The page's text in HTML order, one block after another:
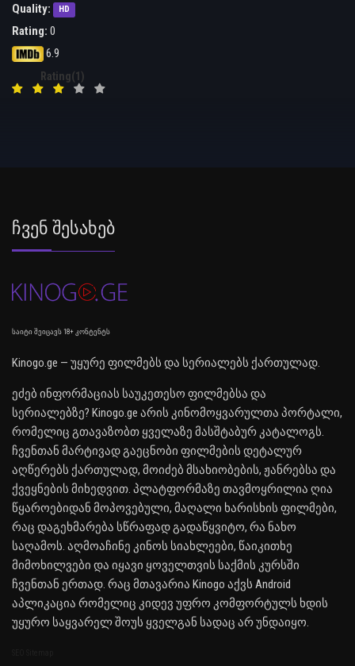
Quality:
HD
Rating: 0
6.9
Rating(1)
Ჩვენ Შესახებ
საიტი შეიცავს 18+ კონტენტს
Kinogo.ge — უყურე ფილმებს და სერიალებს ქართულად.
ეძებ ინფორმაციას საუკეთესო ფილმებსა და
სერიალებზე? Kinogo.ge არის კინომოყვარულთა პორტალი,
რომელიც გთავაზობთ ყველაზე მასშტაბურ კატალოგს.
ჩვენთან მარტივად გაეცნობი ფილმების დეტალურ
აღწერებს ქართულად, მოიძებ მსახიობების, ჟანრებსა და
ქვეყნების მიხედვით. პლატფორმაზე თავმოყრილია ღია
წყაროებიდან მოპოვებული, მაღალი ხარისხის ფილმები,
რაც დაგეხმარება სწრაფად გადაწყვიტო, რა ნახო
საღამოს. აღმოაჩინე კინოს სიახლეები, წაიკითხე
მიმოხილვები და იყავი ყოველთვის საქმის კურსში
ჩვენთან ერთად. რაც მთავარია Kinogo აქვს Android
აპლიკაცია რომელიც კიდევ უფრო კომფორტულს ხდის
უყურო საყვარელ შოუს ყველგან სადაც არ უნდაიყო.